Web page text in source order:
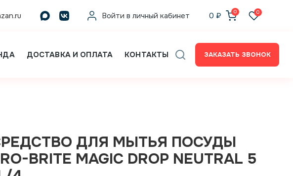
Войти в личный кабинет 0 ₽ 0 0
ДОСТАВКА И ОПЛАТА КОНТАКТЫ ЗАКАЗАТЬ ЗВОНОК
ДЛЯ МЫТЬЯ ПОСУДЫ
BRITE MAGIC DROP NEUTRAL 5